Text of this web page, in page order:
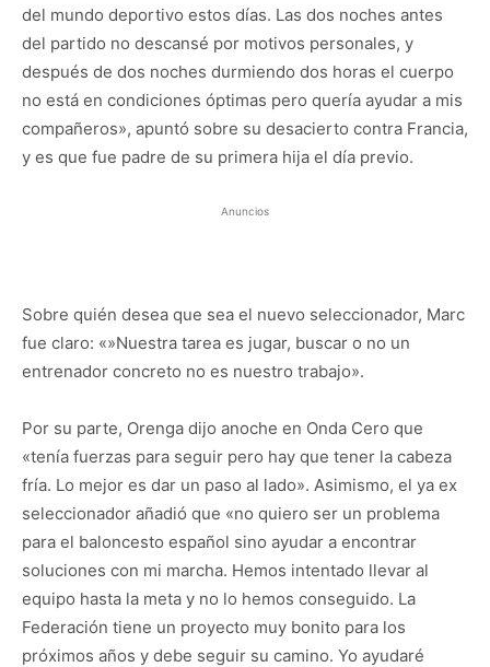
del mundo deportivo estos días. Las dos noches antes
del partido no descansé por motivos personales, y
después de dos noches durmiendo dos horas el cuerpo
no está en condiciones óptimas pero quería ayudar a mis
compañeros», apuntó sobre su desacierto contra Francia,
y es que fue padre de su primera hija el día previo.
Anuncios
Sobre quién desea que sea el nuevo seleccionador, Marc
fue claro: «»Nuestra tarea es jugar, buscar o no un
entrenador concreto no es nuestro trabajo».
Por su parte, Orenga dijo anoche en Onda Cero que
«tenía fuerzas para seguir pero hay que tener la cabeza
fría. Lo mejor es dar un paso al lado». Asimismo, el ya ex
seleccionador añadió que «no quiero ser un problema
para el baloncesto español sino ayudar a encontrar
soluciones con mi marcha. Hemos intentado llevar al
equipo hasta la meta y no lo hemos conseguido. La
Federación tiene un proyecto muy bonito para los
próximos años y debe seguir su camino. Yo ayudaré